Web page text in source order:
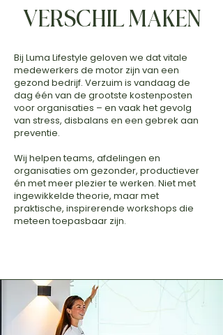
VERSCHIL MAKEN
Bij Luma Lifestyle geloven we dat vitale
medewerkers de motor zijn van een
gezond bedrijf. Verzuim is vandaag de
dag één van de grootste kostenposten
voor organisaties – en vaak het gevolg
van stress, disbalans en een gebrek aan
preventie.
Wij helpen teams, afdelingen en
organisaties om gezonder, productiever
én met meer plezier te werken. Niet met
ingewikkelde theorie, maar met
praktische, inspirerende workshops die
meteen toepasbaar zijn.